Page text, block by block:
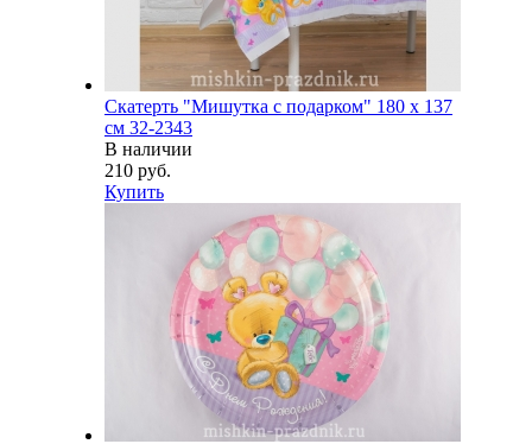
Скатерть "Мишутка с подарком" 180 х 137
см 32-2343
В наличии
210 руб.
Купить